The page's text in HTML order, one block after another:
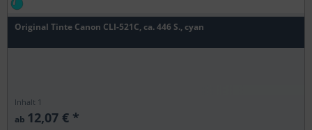
Original Tinte Canon CLI-521C, ca. 446 S., cyan
Inhalt 1
ab 12,07 € *